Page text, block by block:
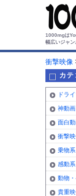
1000mgは
幅広いジャン
衝撃映像
カ
ドラ
神動
面白
衝撃
乗物系
感動系
動物
貴重